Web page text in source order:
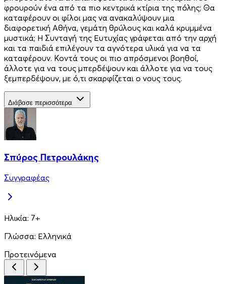
φρουρούν ένα από τα πιο κεντρικά κτίρια της πόλης; Θα
καταφέρουν οι φίλοι μας να ανακαλύψουν μια
διαφορετική Αθήνα, γεμάτη θρύλους και καλά κρυμμένα
μυστικά; Η Συνταγή της Ευτυχίας γράφεται από την αρχή
και τα παιδιά επιλέγουν τα αγνότερα υλικά για να τα
καταφέρουν. Κοντά τους οι πιο απρόσμενοι βοηθοί,
άλλοτε για να τους μπερδέψουν και άλλοτε για να τους
ξεμπερδέψουν, με ό,τι σκαρφίζεται ο νους τους.
Διάβασε περισσότερα
Σπύρος Πετρουλάκης
Συγγραφέας
Ηλικία: 7+
Γλώσσα: Ελληνικά
Προτεινόμενα